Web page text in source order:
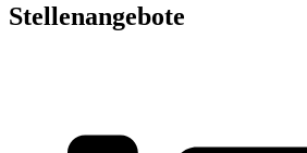
Stellenangebote